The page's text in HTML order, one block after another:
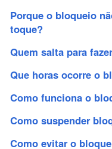
Porque o bloqueio
toque?
Quem salta para
Que horas ocorre o
Como funciona o
Como suspender
Como evitar o